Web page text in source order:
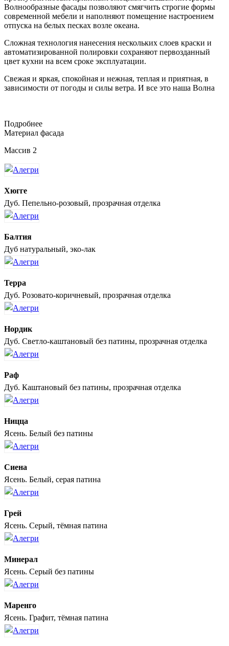
Волнообразные фасады позволяют смягчить строгие формы
современной мебели и наполняют помещение настроением
отпуска на белых песках возле океана.
Сложная технология нанесения нескольких слоев краски и
автоматизированной полировки сохраняют первозданный
цвет кухни на всем сроке эксплуатации.
Свежая и яркая, спокойная и нежная, теплая и приятная, в
зависимости от погоды и силы ветра. И все это наша Волна
Подробнее
Материал фасада
Массив 2
Хюгге
Дуб. Пепельно-розовый, прозрачная отделка
Балтия
Дуб натуральный, эко-лак
Терра
Дуб. Розовато-коричневый, прозрачная отделка
Нордик
Дуб. Светло-каштановый без патины, прозрачная отделка
Раф
Дуб. Каштановый без патины, прозрачная отделка
Ницца
Ясень. Белый без патины
Сиена
Ясень. Белый, серая патина
Грей
Ясень. Серый, тёмная патина
Минерал
Ясень. Серый без патины
Маренго
Ясень. Графит, тёмная патина